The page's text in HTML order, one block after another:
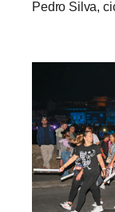
Pedro Silva,